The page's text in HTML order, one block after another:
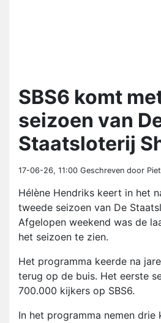
SBS6 komt
seizoen van
Staatsloterij
17-06-26, 11:00 Geschreven door
Hélène Hendriks keert in het
tweede seizoen van De
Afgelopen weekend was de
het seizoen te zien.
Het programma keerde na
terug op de buis. Het eerste
700.000 kijkers op SBS6.
In het programma nemen drie